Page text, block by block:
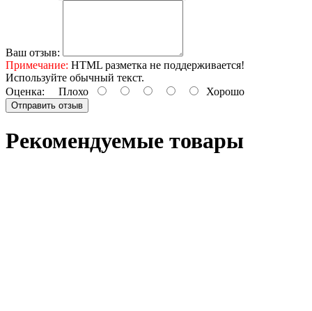
Ваш отзыв:
Примечание: HTML разметка не поддерживается!
Используйте обычный текст.
Оценка: Плохо Хорошо
Отправить отзыв
Рекомендуемые товары